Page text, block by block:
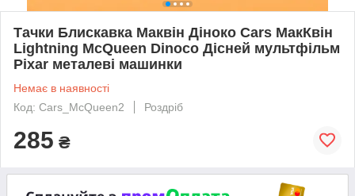
Тачки Блискавка Маквін Діноко Cars МакКвін
Lightning McQueen Dinoco Дісней мультфільм
Pixar металеві машинки
Немає в наявності
Код: Cars_McQueen2
Роздріб
285 ₴